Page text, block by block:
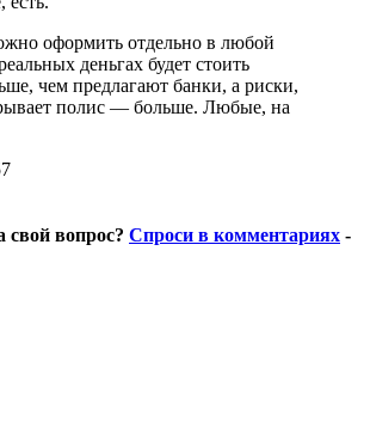
оформить отдельно в любой
деньгах будет стоить
чем предлагают банки, а риски,
полис — больше. Любые, на
свой вопрос? Спроси в комментариях -